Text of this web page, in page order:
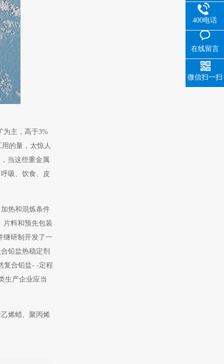
为主，高于3%
的量，太惊人
当这些重金属
吸、饮食、皮
热和混炼条件
片料和预先包装
继研制开发了一
铅盐热稳定剂
复合铅盐- -定程
生产企业应当
烯蜡、聚丙烯
400电话
在线留言
微信扫一扫